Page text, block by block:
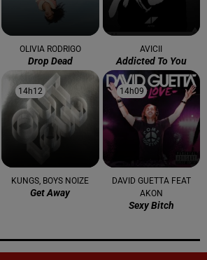
OLIVIA RODRIGO
Drop Dead
AVICII
Addicted To You
14h12
14h12
KUNGS, BOYS NOIZE
Get Away
14h09
14h09
DAVID GUETTA FEAT
AKON
Sexy Bitch